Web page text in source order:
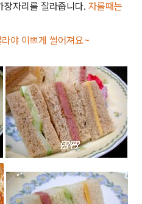
장자리를 잘라줍니다. 자를때는
야 이쁘게 썰어져요~